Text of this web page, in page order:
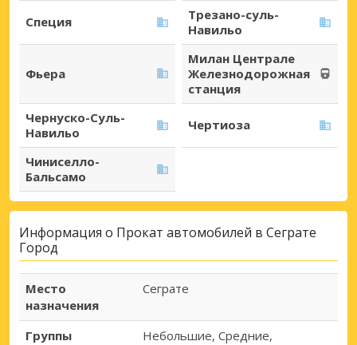
Специя
Трезано-суль-
Навильо
Фьера
Милан Централе
Железнодорожная
станция
Чернуско-Суль-
Навильо
Чертиоза
Чиниселло-
Бальсамо
Информация о Прокат автомобилей в Сеграте
Город
Место
назначения
Сеграте
Группы
Небольшие, Средние,